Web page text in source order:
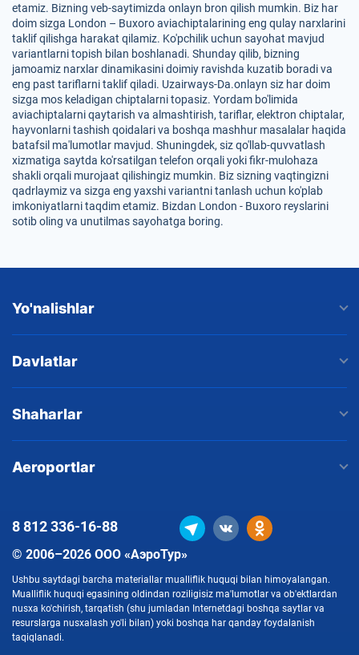
etamiz. Bizning veb-saytimizda onlayn bron qilish mumkin. Biz har
doim sizga London – Buxoro aviachiptalarining eng qulay narxlarini
taklif qilishga harakat qilamiz. Ko'pchilik uchun sayohat mavjud
variantlarni topish bilan boshlanadi. Shunday qilib, bizning
jamoamiz narxlar dinamikasini doimiy ravishda kuzatib boradi va
eng past tariflarni taklif qiladi. Uzairways-Da.onlayn siz har doim
sizga mos keladigan chiptalarni topasiz. Yordam bo'limida
aviachiptalarni qaytarish va almashtirish, tariflar, elektron chiptalar,
hayvonlarni tashish qoidalari va boshqa mashhur masalalar haqida
batafsil ma'lumotlar mavjud. Shuningdek, siz qo'llab-quvvatlash
xizmatiga saytda ko'rsatilgan telefon orqali yoki fikr-mulohaza
shakli orqali murojaat qilishingiz mumkin. Biz sizning vaqtingizni
qadrlaymiz va sizga eng yaxshi variantni tanlash uchun ko'plab
imkoniyatlarni taqdim etamiz. Bizdan London - Buxoro reyslarini
sotib oling va unutilmas sayohatga boring.
Yo'nalishlar
Davlatlar
Shaharlar
Aeroportlar
© 2006–2026 ООО «АэроТур»
Ushbu saytdagi barcha materiallar mualliflik huquqi bilan himoyalangan.
Mualliflik huquqi egasining oldindan roziligisiz ma'lumotlar va ob'ektlardan
nusxa ko'chirish, tarqatish (shu jumladan Internetdagi boshqa saytlar va
resurslarga nusxalash yo'li bilan) yoki boshqa har qanday foydalanish
taqiqlanadi.
8 812336-16-88